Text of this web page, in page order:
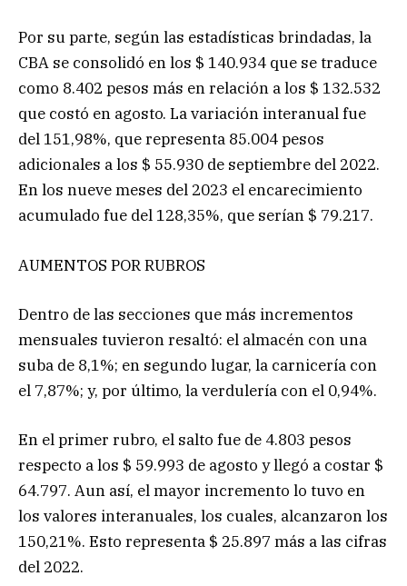
Por su parte, según las estadísticas brindadas, la
CBA se consolidó en los $ 140.934 que se traduce
como 8.402 pesos más en relación a los $ 132.532
que costó en agosto. La variación interanual fue
del 151,98%, que representa 85.004 pesos
adicionales a los $ 55.930 de septiembre del 2022.
En los nueve meses del 2023 el encarecimiento
acumulado fue del 128,35%, que serían $ 79.217.
AUMENTOS POR RUBROS
Dentro de las secciones que más incrementos
mensuales tuvieron resaltó: el almacén con una
suba de 8,1%; en segundo lugar, la carnicería con
el 7,87%; y, por último, la verdulería con el 0,94%.
En el primer rubro, el salto fue de 4.803 pesos
respecto a los $ 59.993 de agosto y llegó a costar $
64.797. Aun así, el mayor incremento lo tuvo en
los valores interanuales, los cuales, alcanzaron los
150,21%. Esto representa $ 25.897 más a las cifras
del 2022.